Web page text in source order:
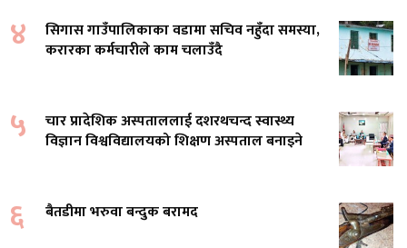
४
सिगास गाउँपालिकाका वडामा सचिव नहुँदा समस्या,
करारका कर्मचारीले काम चलाउँदै
५
चार प्रादेशिक अस्पताललाई दशरथचन्द स्वास्थ्य
विज्ञान विश्वविद्यालयको शिक्षण अस्पताल बनाइने
६ बैतडीमा भरुवा बन्दुक बरामद